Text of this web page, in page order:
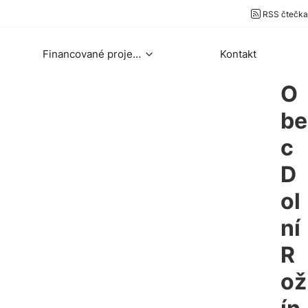
RSS čtečka
Financované projekty Kontakt
O
be
c
D
ol
ní
R
ož